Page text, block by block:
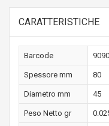
CARATTERISTICHE
Barcode
Spessore mm 80
Diametro mm 45
Peso Netto gr